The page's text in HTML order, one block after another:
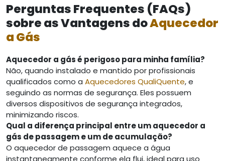
Perguntas Frequentes (FAQs)
sobre as Vantagens doAquecedor
a Gás
Aquecedor a gás é perigoso para minha família?
Não, quando instalado e mantido por profissionais
qualificados como a Aquecedores QualiQuente, e
seguindo as normas de segurança. Eles possuem
diversos dispositivos de segurança integrados,
minimizando riscos.
Qual a diferença principal entre um aquecedor a
gás de passagem e um de acumulação?
O aquecedor de passagem aquece a água
instantaneamente conforme ela flui, ideal para uso